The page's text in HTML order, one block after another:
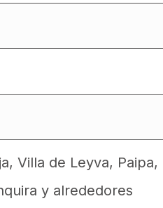
Villa de Leyva, Paipa,
y alrededores